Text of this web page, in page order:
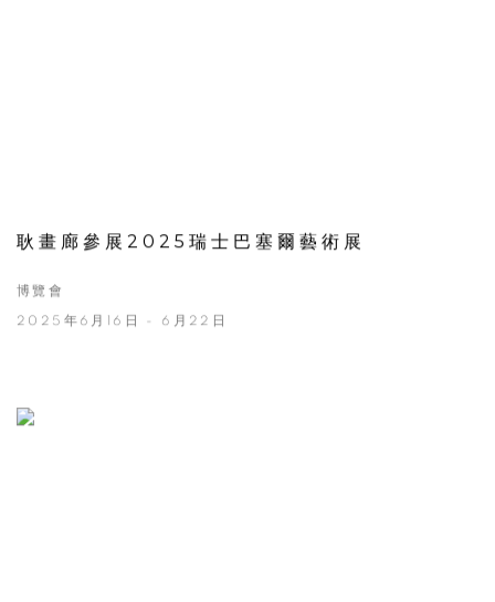
耿畫廊參展2025瑞士巴塞爾藝術展
博覽會
2025年6月16日 - 6月22日